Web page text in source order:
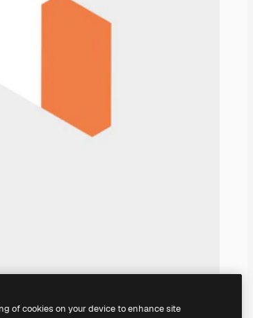
of cookies on your device to enhance site